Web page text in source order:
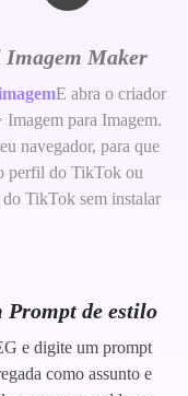
Maker
E abra o criador
para Imagem.
navegador, para que
perfil do TikTok ou
TikTok sem instalar
Prompt de estilo
e digite um prompt
como assunto e